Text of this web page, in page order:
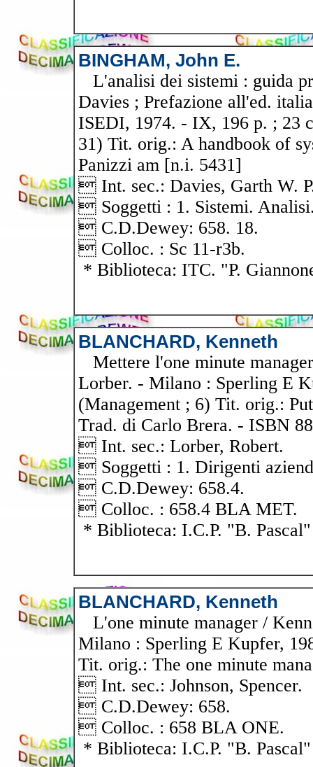
BINGHAM, John E.
L'analisi dei sistemi : guida
Davies ; Prefazione all'ed.
ISEDI, 1974. - IX, 196 p. ; 23
31) Tit. orig.: A handbook of
Panizzi am [n.i. 5431]
 Int. sec.: Davies, Garth W.
 Soggetti : 1. Sistemi.
 C.D.Dewey: 658. 18.
 Colloc. : Sc 11-r3b.
* Biblioteca: ITC. "P.
BLANCHARD, Kenneth
Mettere l'one minute
Lorber. - Milano : Sperling E
(Management ; 6) Tit. orig.:
Trad. di Carlo Brera. - ISBN
 Int. sec.: Lorber, Robert.
 Soggetti : 1. Dirigenti
 C.D.Dewey: 658.4.
 Colloc. : 658.4 BLA MET.
* Biblioteca: I.C.P. "B. Pascal"
BLANCHARD, Kenneth
L'one minute manager /
Milano : Sperling E Kupfer,
Tit. orig.: The one minute
 Int. sec.: Johnson, Spencer.
 C.D.Dewey: 658.
 Colloc. : 658 BLA ONE.
* Biblioteca: I.C.P. "B. Pascal"